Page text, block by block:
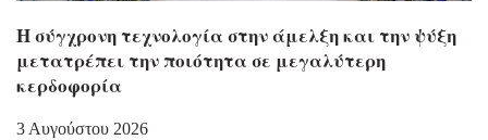
H σύγχρονη τεχνολογία στην άμελξη και την ψύξη
μετατρέπει την ποιότητα σε μεγαλύτερη
κερδοφορία
3 Αυγούστου 2026